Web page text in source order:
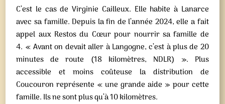
C’est le cas de Virginie Cailleux. Elle habite à Lanarce
avec sa famille. Depuis la fin de l’année 2024, elle a fait
appel aux Restos du Cœur pour nourrir sa famille de
4. « Avant on devait aller à Langogne, c’est à plus de 20
minutes de route (18 kilomètres, NDLR) ». Plus
accessible et moins coûteuse la distribution de
Coucouron représente « une grande aide » pour cette
famille. Ils ne sont plus qu’à 10 kilomètres.